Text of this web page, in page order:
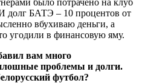
долг БАТЭ – 10 процентов от
вбухиваю деньги, а
угодили в финансовую яму.
вам много
проблемы и долги.
футбол?